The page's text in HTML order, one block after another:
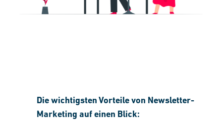
Digital
Die wichtigsten Vorteile von Newsletter-
Marketing auf einen Blick: